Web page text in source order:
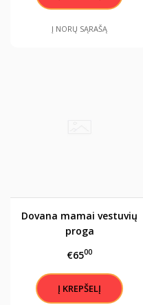
Į NORŲ SĄRAŠĄ
Dovana mamai vestuvių
proga
€6500